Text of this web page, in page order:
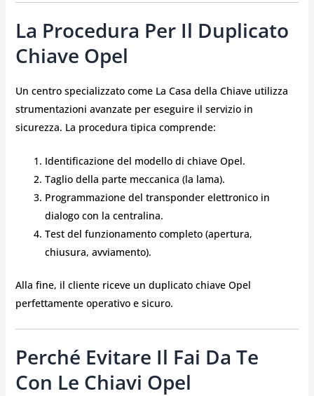
La Procedura Per Il Duplicato
Chiave Opel
Un centro specializzato come La Casa della Chiave utilizza
strumentazioni avanzate per eseguire il servizio in
sicurezza. La procedura tipica comprende:
Identificazione del modello di chiave Opel.
Taglio della parte meccanica (la lama).
Programmazione del transponder elettronico in
dialogo con la centralina.
Test del funzionamento completo (apertura,
chiusura, avviamento).
Alla fine, il cliente riceve un duplicato chiave Opel
perfettamente operativo e sicuro.
Perché Evitare Il Fai Da Te
Con Le Chiavi Opel